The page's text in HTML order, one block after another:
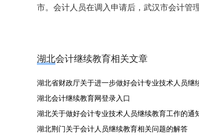
市。会计人员在调入申请后，武汉市会计管
湖北会计继续教育相关文章
湖北省财政厅关于进一步做好会计专业技术人员继
湖北会计继续教育网登录入口
湖北关于做好会计专业技术人员继续教育工作的通
湖北荆门关于会计人员继续教育相关问题的解答